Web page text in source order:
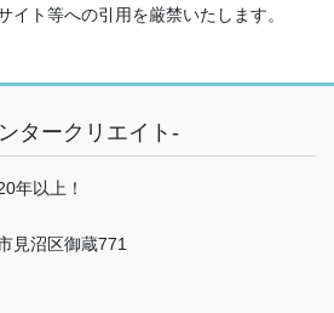
イト等への引用を厳禁いたします。
タークリエイト-
年以上！
見沼区御蔵771